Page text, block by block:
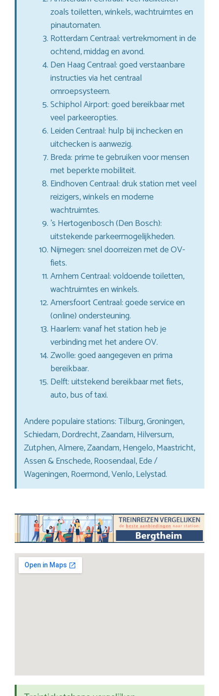
zoals toiletten, winkels, wachtruimtes en
pinautomaten.
Rotterdam Centraal: vertrekmoment in de
ochtend, middag en avond.
Den Haag Centraal: goed verstaanbare
instructies via het centraal
omroepsysteem.
Schiphol Airport: goed bereikbaar met
veel parkeeropties.
Leiden Centraal: hulp bij inchecken en
uitchecken is aanwezig.
Breda: prime te gebruiken voor mensen
met beperkte mobiliteit.
Eindhoven Centraal: druk station met veel
reizigers, winkels en moderne
wachtruimtes.
’s Hertogenbosch (Den Bosch):
uitstekende parkeermogelijkheden.
Nijmegen: snel doorreizen met de OV-
fiets.
Arnhem Centraal: voldoende toiletten,
wachtruimtes en winkels.
Amersfoort Centraal: goede service en
(online) ondersteuning.
Haarlem: vanaf het station heb je
verbinding met het andere OV.
Zwolle: goed aangegeven en prima
bereikbaar.
Delft: uitstekend bereikbaar met fiets,
auto, bus of taxi.
Andere populaire stations: Tilburg, Groningen,
Schiedam, Dordrecht, Zaandam, Hilversum,
Zutphen, Almere, Zaandam, Hengelo, Maastricht,
Assen & Enschede, Roosendaal, Ede /
Wageningen, Roermond, Venlo, Lelystad.